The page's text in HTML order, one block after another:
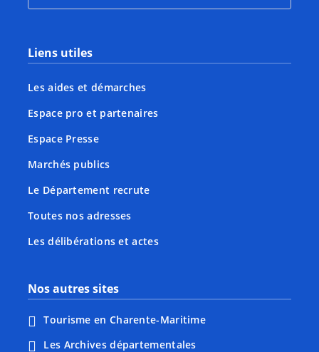
Liens utiles
Les aides et démarches
Espace pro et partenaires
Espace Presse
Marchés publics
Le Département recrute
Toutes nos adresses
Les délibérations et actes
Nos autres sites
Tourisme en Charente-Maritime
Les Archives départementales